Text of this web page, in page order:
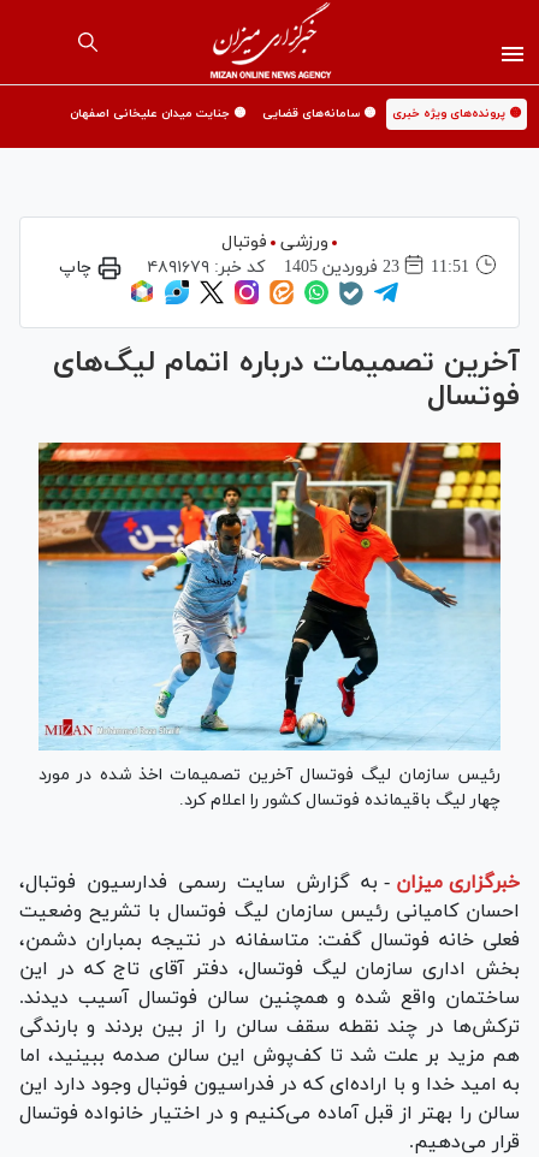
🟡 پرونده‌های ویژه خبری 🟡 سامانه‌های قضایی 🟡 جنایت میدان علیخانی اصفهان
ورزشی
فوتبال
11:51
23 فروردين 1405 کد خبر:۴۸۹۱۶۷۹ چاپ
آخرین تصمیمات درباره اتمام لیگ‌های
فوتسال
رئیس سازمان لیگ فوتسال آخرین تصمیمات اخذ شده در مورد
چهار لیگ باقیمانده فوتسال کشور را اعلام کرد.
خبرگزاری میزان - به گزارش سایت رسمی فدارسیون فوتبال،
احسان کامیانی رئیس سازمان لیگ فوتسال با تشریح وضعیت
فعلی خانه فوتسال گفت: متاسفانه در نتیجه بمباران دشمن،
بخش اداری سازمان لیگ فوتسال، دفتر آقای تاج که در این
ساختمان واقع شده و همچنین سالن فوتسال آسیب دیدند.
ترکش‌ها در چند نقطه سقف سالن را از بین بردند و بارندگی
هم مزید بر علت شد تا کف‌پوش این سالن صدمه ببینید، اما
به امید خدا و با اراده‌ای که در فدراسیون فوتبال وجود دارد این
سالن را بهتر از قبل آماده می‌کنیم و در اختیار خانواده فوتسال
قرار می‌دهیم.